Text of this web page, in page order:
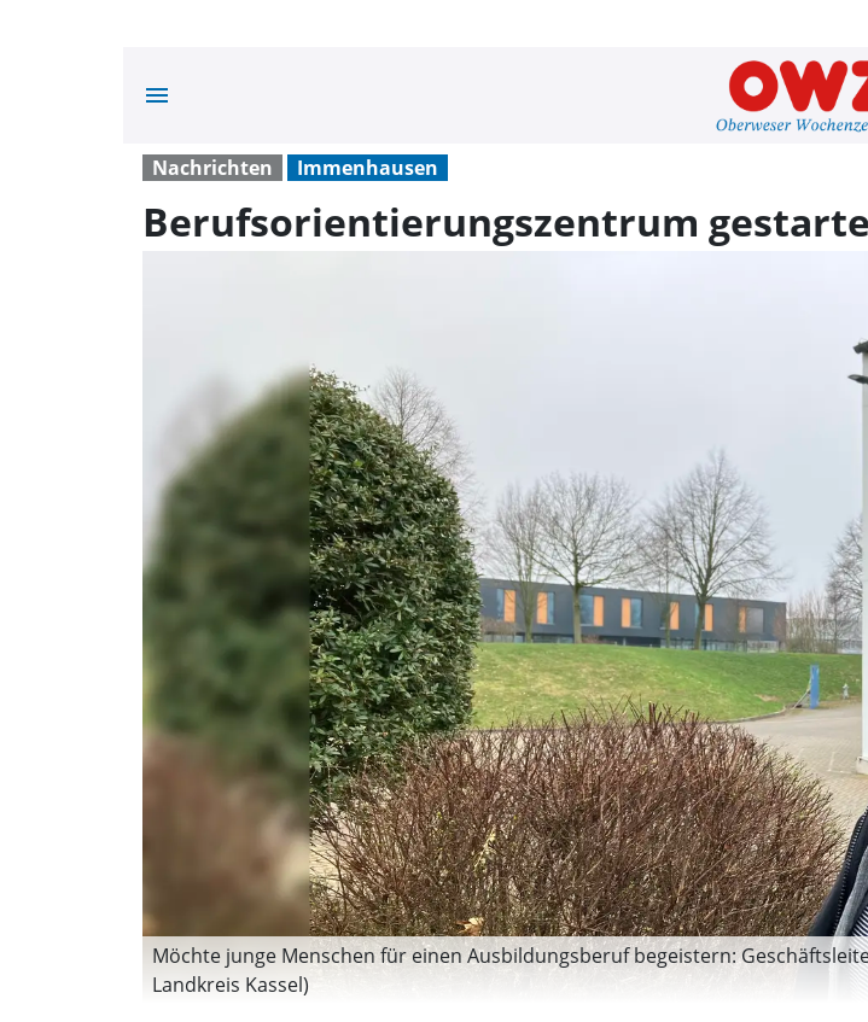
menu
Nachrichten Immenhausen
Berufsorientierungszentrum
Möchte junge Menschen für einen Ausbildungsberuf begeistern:
Landkreis Kassel)